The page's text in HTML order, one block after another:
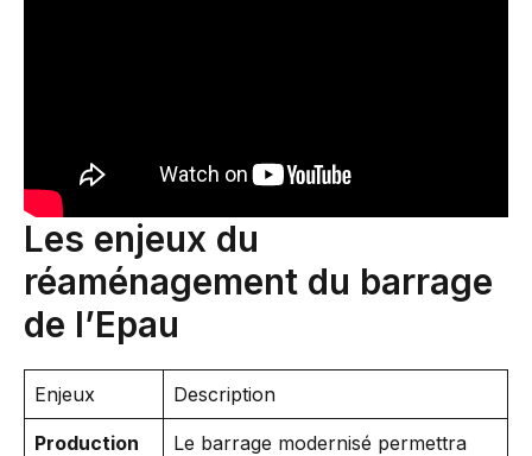
Les enjeux du
réaménagement du barrage
de l’Epau
Enjeux Description
Production
Le barrage modernisé permettra